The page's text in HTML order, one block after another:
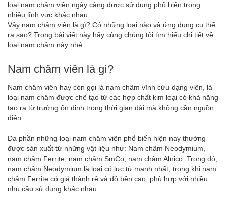
loại nam châm viên ngày càng được sử dụng phổ biến trong
nhiều lĩnh vực khác nhau.
Vậy nam châm viên là gì? Có những loại nào và ứng dụng cụ thể
ra sao? Trong bài viết này hãy cùng chúng tôi tìm hiểu chi tiết về
loại nam châm này nhé.
Nam châm viên là gì?
Nam châm viên hay còn gọi là nam châm vĩnh cửu dạng viên, là
loại nam châm được chế tạo từ các hợp chất kim loại có khả năng
tạo ra từ trường ổn định trong thời gian dài mà không cần nguồn
điện.
Đa phần những loại nam châm viên phổ biến hiện nay thường
được sản xuất từ những vật liệu như: Nam châm Neodymium,
nam châm Ferrite, nam châm SmCo, nam châm Alnico. Trong đó,
nam châm Neodymium là loại có lực từ mạnh nhất, trong khi nam
châm Ferrite có giá thành rẻ và độ bền cao, phù hợp với nhiều
nhu cầu sử dụng khác nhau.